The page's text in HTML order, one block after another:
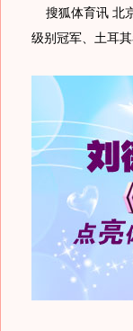
搜狐体育讯 北
级别冠军、土耳